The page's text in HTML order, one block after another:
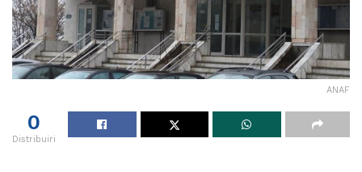
ANAF
0
Distribuiri